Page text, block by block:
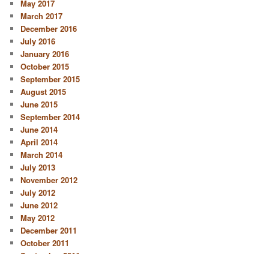
May 2017
March 2017
December 2016
July 2016
January 2016
October 2015
September 2015
August 2015
June 2015
September 2014
June 2014
April 2014
March 2014
July 2013
November 2012
July 2012
June 2012
May 2012
December 2011
October 2011